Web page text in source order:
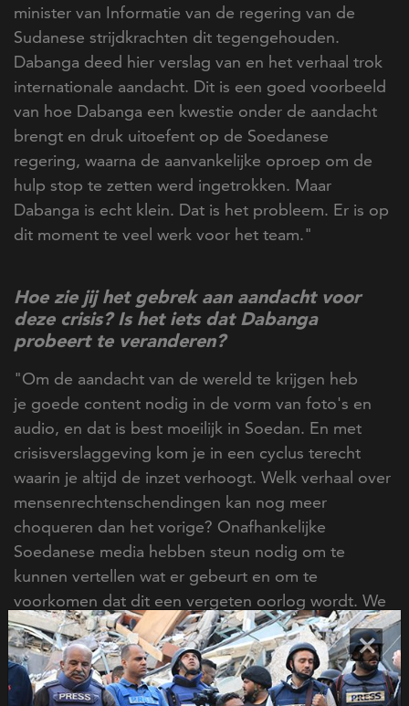
minister van Informatie van de regering van de
Sudanese strijdkrachten dit tegengehouden.
Dabanga deed hier verslag van en het verhaal trok
internationale aandacht. Dit is een goed voorbeeld
van hoe Dabanga een kwestie onder de aandacht
brengt en druk uitoefent op de Soedanese
regering, waarna de aanvankelijke oproep om de
hulp stop te zetten werd ingetrokken. Maar
Dabanga is echt klein. Dat is het probleem. Er is op
dit moment te veel werk voor het team."
Hoe zie jij het gebrek aan aandacht voor
deze crisis? Is het iets dat Dabanga
probeert te veranderen?
"Om de aandacht van de wereld te krijgen heb
je goede content nodig in de vorm van foto's en
audio, en dat is best moeilijk in Soedan. En met
crisisverslaggeving kom je in een cyclus terecht
waarin je altijd de inzet verhoogt. Welk verhaal over
mensenrechtenschendingen kan nog meer
choqueren dan het vorige? Onafhankelijke
Soedanese media hebben steun nodig om te
kunnen vertellen wat er gebeurt en om te
voorkomen dat dit een vergeten oorlog wordt. We
willen de boodschap uitdragen: vergeet Soedan
niet en vergeet de steun voor de media niet.
Wat betreft de steun die nu nodig is, is het van
×